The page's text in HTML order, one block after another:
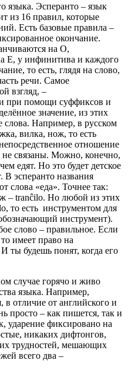
языка. Эсперанто – язык
из 16 правил, которые
Есть базовые правила –
окончание.
на О,
Е, у инфинитива и каждого
то есть, глядя на слово,
речи. Самое
взгляд, –
при помощи суффиксов и
значение, из этих
Например, в русском
вилка, нож, то есть
отношение
не связаны. Можно, конечно,
едят. Но это будет детское
В эсперанто названия
слова «еда». Точнее так:
– tranĉilo. Но любой из этих
то есть инструментом для
инструмент).
слово – правильное. Если
имеет право на
ты будешь понят, когда его
случае горячо и живо
языка. Например,
в отличие от английского и
просто – как пишется, так и
ударение фиксировано на
никаких дифтонгов,
трудностей, мешающих
всего два –